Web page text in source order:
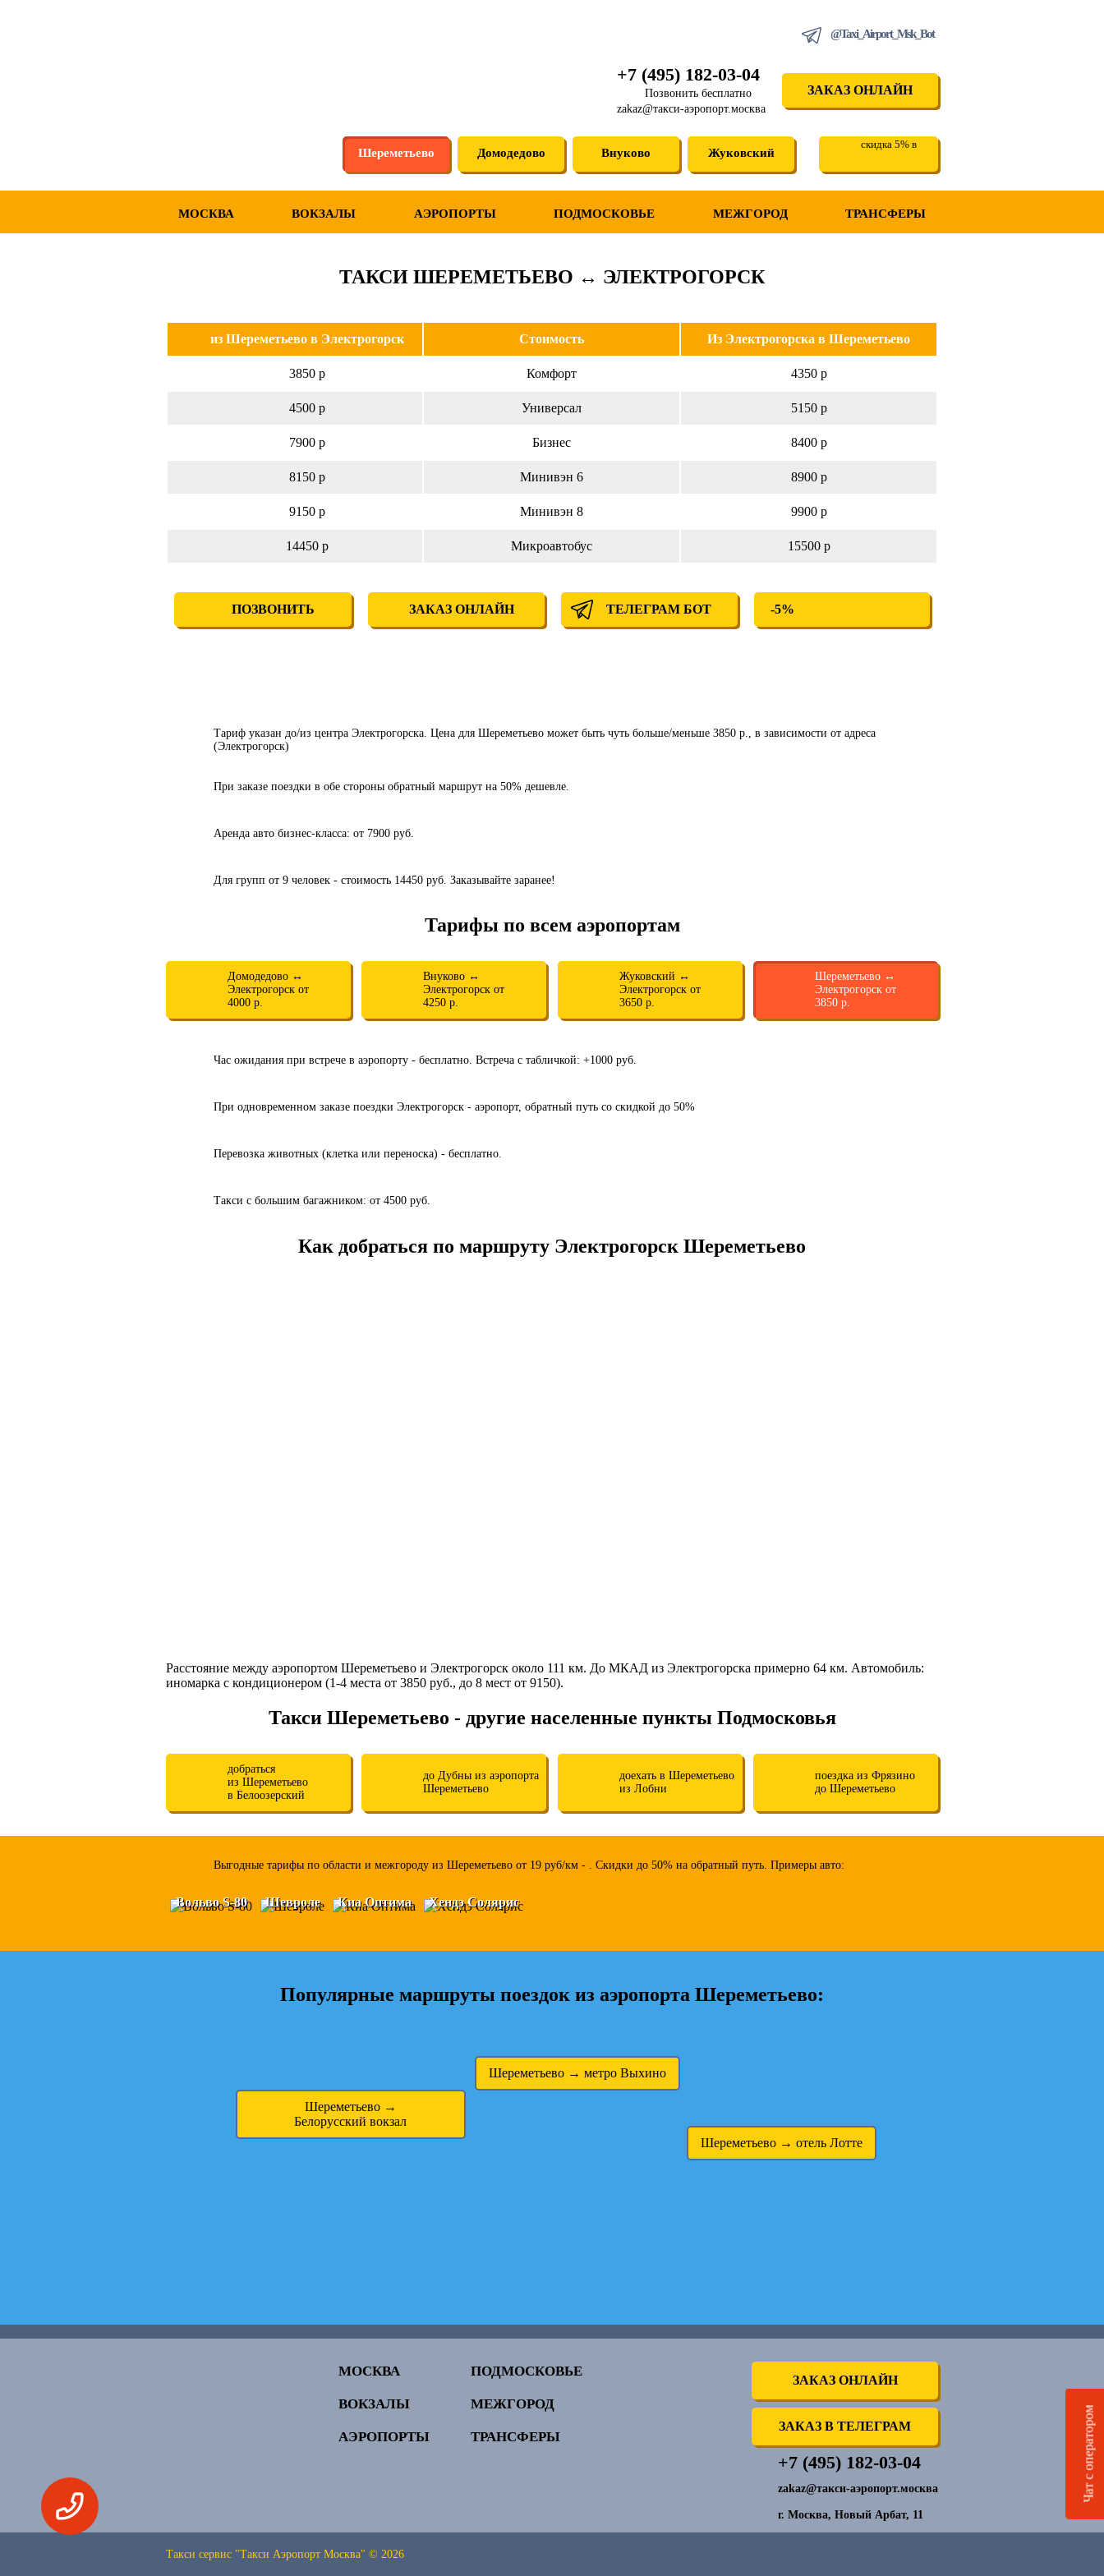
@Taxi_Airport_Msk_Bot
+7 (495) 182-03-04
Позвонить бесплатно
zakaz@такси-аэропорт.москва
ЗАКАЗ ОНЛАЙН
Шереметьево Домодедово Внуково Жуковский
скидка 5% в
МОСКВА ВОКЗАЛЫ АЭРОПОРТЫ ПОДМОСКОВЬЕ МЕЖГОРОД ТРАНСФЕРЫ
ТАКСИ ШЕРЕМЕТЬЕВО ↔ ЭЛЕКТРОГОРСК
из Шереметьево в Электрогорск Стоимость Из Электрогорска в Шереметьево
3850 р Комфорт 4350 р
4500 р Универсал 5150 р
7900 р Бизнес 8400 р
8150 р Минивэн 6 8900 р
9150 р Минивэн 8 9900 р
14450 р Микроавтобус 15500 р
ПОЗВОНИТЬ ЗАКАЗ ОНЛАЙН ТЕЛЕГРАМ БОТ -5%
Тариф указан до/из центра Электрогорска. Цена для Шереметьево может быть чуть больше/меньше 3850 р., в зависимости от адреса
(Электрогорск)
При заказе поездки в обе стороны обратный маршрут на 50% дешевле.
Аренда авто бизнес-класса: от 7900 руб.
Для групп от 9 человек - стоимость 14450 руб. Заказывайте заранее!
Тарифы по всем аэропортам
Домодедово ↔
Электрогорск от
4000 р.
Внуково ↔
Электрогорск от
4250 р.
Жуковский ↔
Электрогорск от
3650 р.
Шереметьево ↔
Электрогорск от
3850 р.
Час ожидания при встрече в аэропорту - бесплатно. Встреча с табличкой: +1000 руб.
При одновременном заказе поездки Электрогорск - аэропорт, обратный путь со скидкой до 50%
Перевозка животных (клетка или переноска) - бесплатно.
Такси с большим багажником: от 4500 руб.
Как добраться по маршруту Электрогорск Шереметьево
Расстояние между аэропортом Шереметьево и Электрогорск около 111 км. До МКАД из Электрогорска примерно 64 км. Автомобиль:
иномарка с кондиционером (1-4 места от 3850 руб., до 8 мест от 9150).
Такси Шереметьево - другие населенные пункты Подмосковья
добраться
из Шереметьево
в Белоозерский
до Дубны из аэропорта
Шереметьево
доехать в Шереметьево
из Лобни
поездка из Фрязино
до Шереметьево
Выгодные тарифы по области и межгороду из Шереметьево от 19 руб/км - . Скидки до 50% на обратный путь. Примеры авто:
Вольво S-80 Шевроле Киа Оптима Хендэ Солярис
Популярные маршруты поездок из аэропорта Шереметьево:
Шереметьево →
Белорусский вокзал
Шереметьево → метро Выхино
Шереметьево → отель Лотте
МОСКВА
ВОКЗАЛЫ
АЭРОПОРТЫ
ПОДМОСКОВЬЕ
МЕЖГОРОД
ТРАНСФЕРЫ
ЗАКАЗ ОНЛАЙН
ЗАКАЗ В ТЕЛЕГРАМ
+7 (495) 182-03-04
zakaz@такси-аэропорт.москва
г. Москва, Новый Арбат, 11
Такси сервис "Такси Аэропорт Москва" © 2026
Чат с оператором